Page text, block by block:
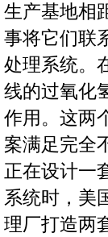
生产基地相
事将它们联
处理系统。
线的过氧化
作用。这两
案满足完全
正在设计一
系统时，美
理厂打造两